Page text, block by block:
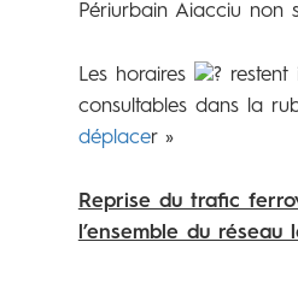
Périurbain Aiacciu non
Les horaires
restent
consultables dans la
déplacer »
Reprise du trafic
l’ensemble du réseau